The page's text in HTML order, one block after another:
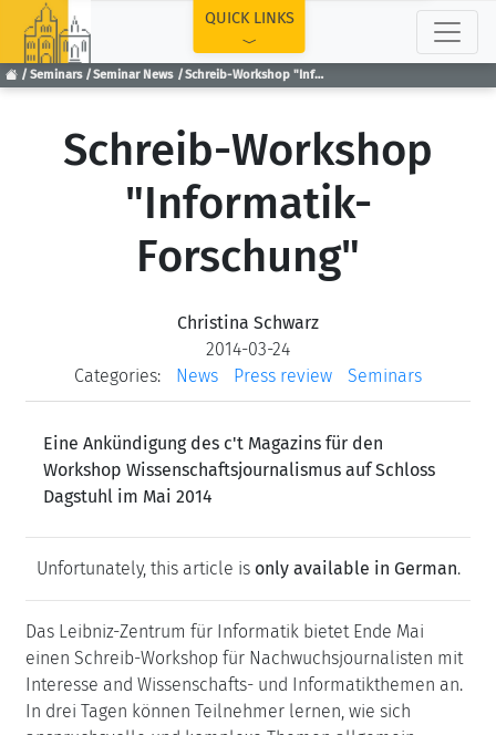
Seminars Seminar News Schreib-Workshop "Informatik-Forschung"
QUICK LINKS
Schreib-Workshop
"Informatik-
Forschung"
Christina Schwarz
2014-03-24
Categories:
News Press review Seminars
Eine Ankündigung des c't Magazins für den
Workshop Wissenschaftsjournalismus auf Schloss
Dagstuhl im Mai 2014
Unfortunately, this article is only available in German.
Das Leibniz-Zentrum für Informatik bietet Ende Mai
einen Schreib-Workshop für Nachwuchsjournalisten mit
Interesse and Wissenschafts- und Informatikthemen an.
In drei Tagen können Teilnehmer lernen, wie sich